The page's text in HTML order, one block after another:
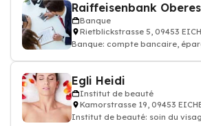
Banque
Rietblickstrasse 5, 09453
Banque: compte bancaire,
Egli Heidi
Institut de beauté
Kamorstrasse 19, 09453
Institut de beauté: soin du